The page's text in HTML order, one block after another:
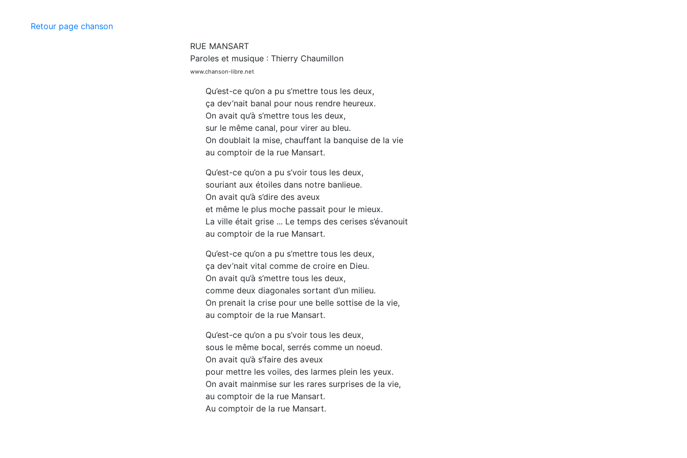
Retour page chanson
RUE MANSART
Paroles et musique : Thierry Chaumillon
www.chanson-libre.net
Qu’est-ce qu’on a pu s’mettre tous les deux,
ça dev’nait banal pour nous rendre heureux.
On avait qu’à s’mettre tous les deux,
sur le même canal, pour virer au bleu.
On doublait la mise, chauffant la banquise de la vie
au comptoir de la rue Mansart.
Qu’est-ce qu’on a pu s’voir tous les deux,
souriant aux étoiles dans notre banlieue.
On avait qu’à s’dire des aveux
et même le plus moche passait pour le mieux.
La ville était grise ... Le temps des cerises s’évanouit
au comptoir de la rue Mansart.
Qu’est-ce qu’on a pu s’mettre tous les deux,
ça dev’nait vital comme de croire en Dieu.
On avait qu’à s’mettre tous les deux,
comme deux diagonales sortant d’un milieu.
On prenait la crise pour une belle sottise de la vie,
au comptoir de la rue Mansart.
Qu’est-ce qu’on a pu s’voir tous les deux,
sous le même bocal, serrés comme un noeud.
On avait qu’à s’faire des aveux
pour mettre les voiles, des larmes plein les yeux.
On avait mainmise sur les rares surprises de la vie,
au comptoir de la rue Mansart.
Au comptoir de la rue Mansart.